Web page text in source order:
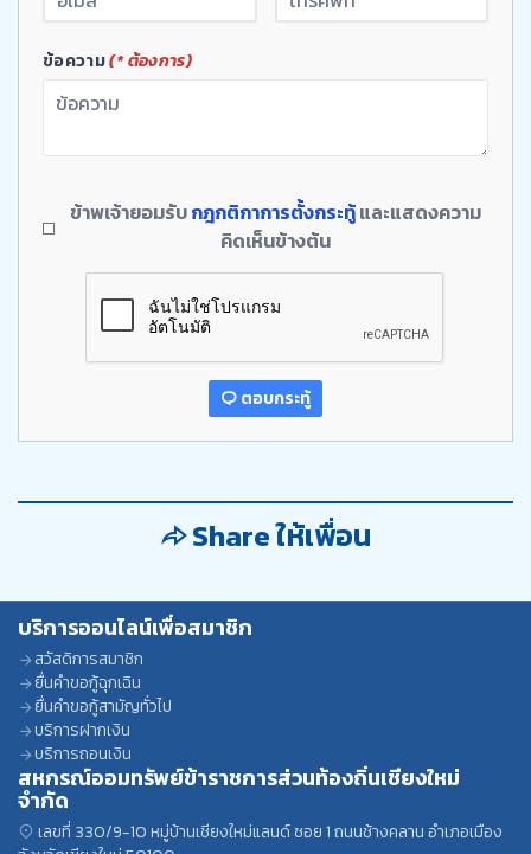
ข้อความ(* ต้องการ)
ข้าพเจ้ายอมรับกฎกติกาการตั้งกระทู้และแสดงความ
คิดเห็นข้างต้น
ตอบกระทู้
Share ให้เพื่อน
บริการออนไลน์เพื่อสมาชิก
สวัสดิการสมาชิก
ยื่นคำขอกู้ฉุกเฉิน
ยื่นคำขอกู้สามัญทั่วไป
บริการฝากเงิน
บริการถอนเงิน
สหกรณ์ออมทรัพย์ข้าราชการส่วนท้องถิ่นเชียงใหม่
จำกัด
เลขที่ 330/9-10 หมู่บ้านเชียงใหม่แลนด์ ซอย 1 ถนนช้างคลาน อำเภอเมือง